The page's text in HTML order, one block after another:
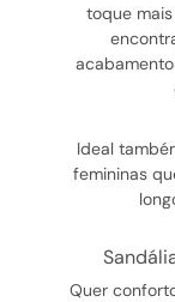
toque
Ideal
femininas
Quer